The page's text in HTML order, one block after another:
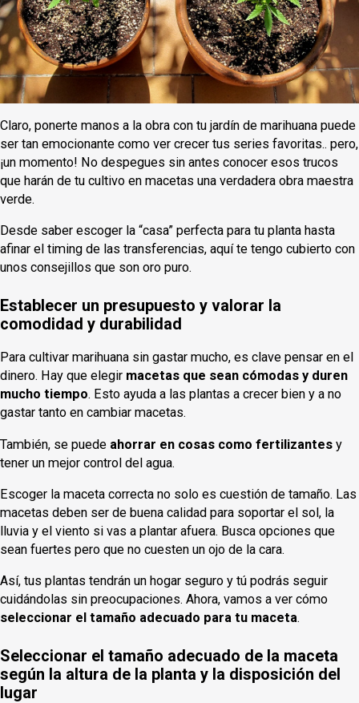
Claro, ponerte manos a la obra con tu jardín de marihuana puede
ser tan emocionante como ver crecer tus series favoritas.. pero,
¡un momento! No despegues sin antes conocer esos trucos
que harán de tu cultivo en macetas una verdadera obra maestra
verde.
Desde saber escoger la “casa” perfecta para tu planta hasta
afinar el timing de las transferencias, aquí te tengo cubierto con
unos consejillos que son oro puro.
Establecer un presupuesto y valorar la
comodidad y durabilidad
Para cultivar marihuana sin gastar mucho, es clave pensar en el
dinero. Hay que elegir macetas que sean cómodas y duren
mucho tiempo. Esto ayuda a las plantas a crecer bien y a no
gastar tanto en cambiar macetas.
También, se puede ahorrar en cosas como fertilizantes y
tener un mejor control del agua.
Escoger la maceta correcta no solo es cuestión de tamaño. Las
macetas deben ser de buena calidad para soportar el sol, la
lluvia y el viento si vas a plantar afuera. Busca opciones que
sean fuertes pero que no cuesten un ojo de la cara.
Así, tus plantas tendrán un hogar seguro y tú podrás seguir
cuidándolas sin preocupaciones. Ahora, vamos a ver cómo
seleccionar el tamaño adecuado para tu maceta.
Seleccionar el tamaño adecuado de la maceta
según la altura de la planta y la disposición del
lugar